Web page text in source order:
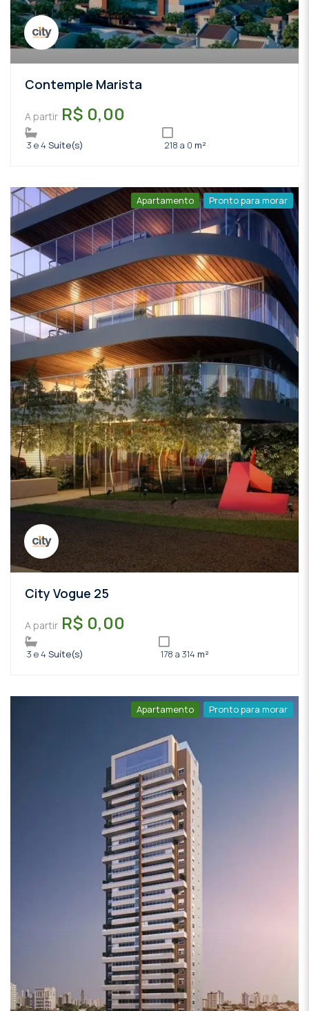
Contemple Marista
A partir R$ 0,00
3 e 4 Suíte(s) 218 a 0 m²
Apartamento Pronto para morar
City Vogue 25
A partir R$ 0,00
3 e 4 Suíte(s) 178 a 314 m²
Apartamento Pronto para morar